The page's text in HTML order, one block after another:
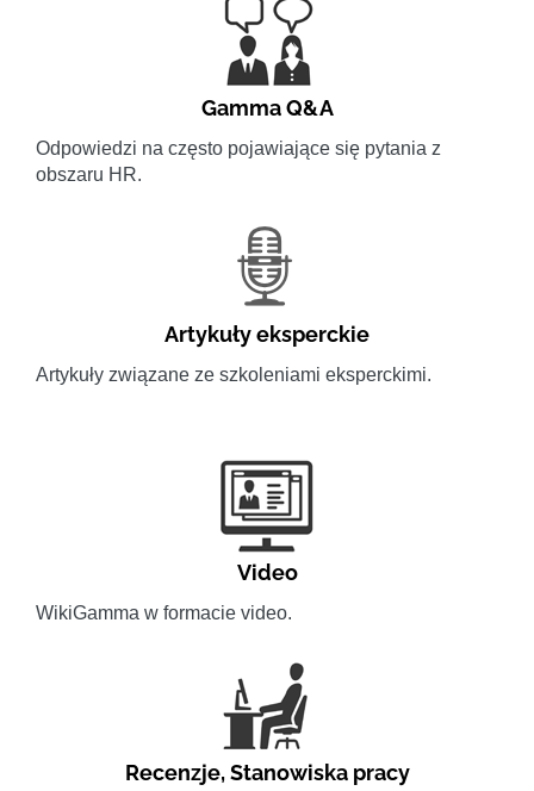
Gamma Q&A
Odpowiedzi na często pojawiające się pytania z
obszaru HR.
Artykuły eksperckie
Artykuły związane ze szkoleniami eksperckimi.
Video
WikiGamma w formacie video.
Recenzje,Stanowiska pracy